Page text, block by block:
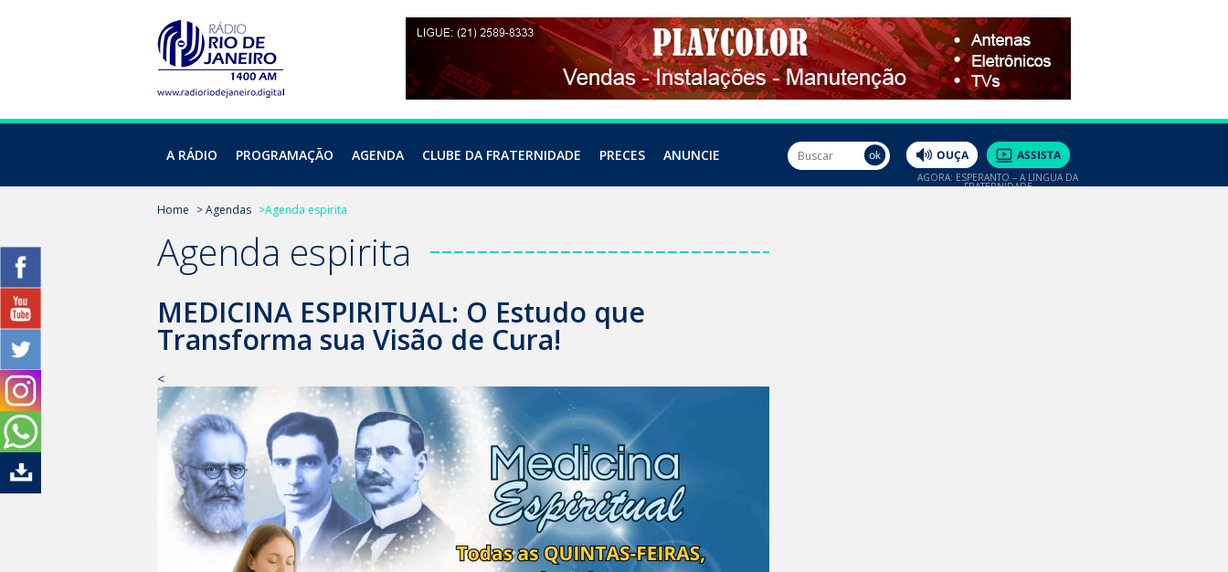
A RÁDIO PROGRAMAÇÃO AGENDA CLUBE DA FRATERNIDADE PRECES ANUNCIE
AGORA: ESPERANTO – A LÍNGUA DA
FRATERNIDADE
Home > Agendas >Agenda espirita
Agenda espirita
MEDICINA ESPIRITUAL: O Estudo que
Transforma sua Visão de Cura!
<